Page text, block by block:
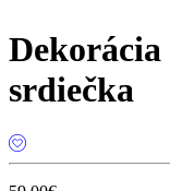
srdiečka